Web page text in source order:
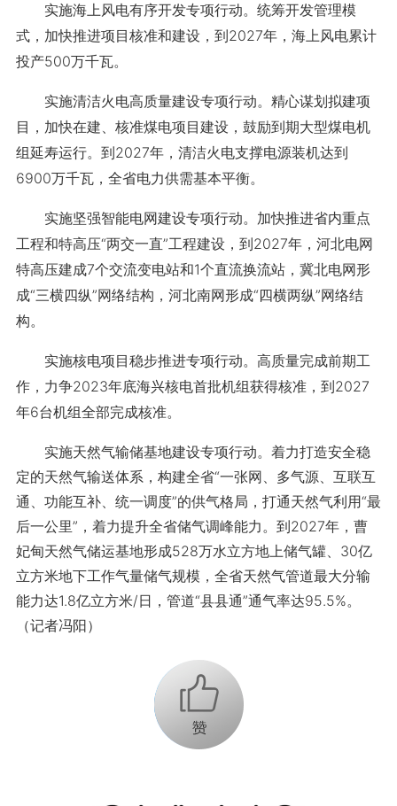
实施海上风电有序开发专项行动。统筹开发管理模
式，加快推进项目核准和建设，到2027年，海上风电累计
投产500万千瓦。
实施清洁火电高质量建设专项行动。精心谋划拟建项
目，加快在建、核准煤电项目建设，鼓励到期大型煤电机
组延寿运行。到2027年，清洁火电支撑电源装机达到
6900万千瓦，全省电力供需基本平衡。
实施坚强智能电网建设专项行动。加快推进省内重点
工程和特高压“两交一直”工程建设，到2027年，河北电网
特高压建成7个交流变电站和1个直流换流站，冀北电网形
成“三横四纵”网络结构，河北南网形成“四横两纵”网络结
构。
实施核电项目稳步推进专项行动。高质量完成前期工
作，力争2023年底海兴核电首批机组获得核准，到2027
年6台机组全部完成核准。
实施天然气输储基地建设专项行动。着力打造安全稳
定的天然气输送体系，构建全省“一张网、多气源、互联互
通、功能互补、统一调度”的供气格局，打通天然气利用“最
后一公里”，着力提升全省储气调峰能力。到2027年，曹
妃甸天然气储运基地形成528万水立方地上储气罐、30亿
立方米地下工作气量储气规模，全省天然气管道最大分输
能力达1.8亿立方米/日，管道“县县通”通气率达95.5%。
（记者冯阳）
+1